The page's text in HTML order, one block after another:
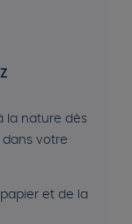
la nature dès
votre
et de la